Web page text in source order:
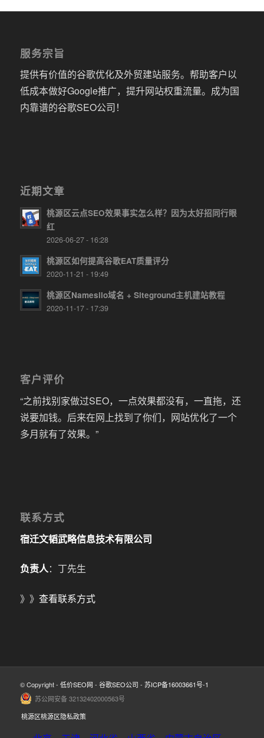
服务宗旨
提供有价值的谷歌优化及外贸建站服务。帮助客户以
低成本做好Google推广，提升网站权重流量。成为国
内靠谱的谷歌SEO公司！
近期文章
桃源区云点SEO效果事实怎么样？因为太好招同行眼
红
2026-06-27 - 16:28
桃源区如何提高谷歌EAT质量评分
2020-11-21 - 19:49
桃源区Namesilo域名 + Siteground主机建站教程
2020-11-17 - 17:39
客户评价
“之前找别家做过SEO，一点效果都没有，一直拖，还
说要加钱。后来在网上找到了你们，网站优化了一个
多月就有了效果。”
联系方式
宿迁文韬武略信息技术有限公司
负责人：丁先生
》》 查看联系方式
© Copyright - 低价SEO网 - 谷歌SEO公司 - 苏ICP备16003661号-1
苏公网安备 32132402000563号
桃源区桃源区隐私政策